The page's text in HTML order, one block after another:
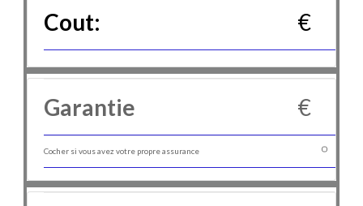
Cout: €
Garantie €
Cocher si vous avez votre propre assurance